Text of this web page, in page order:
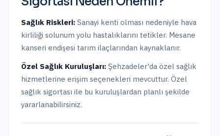
Sağlık Riskleri: Sanayi kenti olması nedeniyle hava
kirliliği solunum yolu hastalıklarını tetikler. Mesane
kanseri endişesi tarım ilaçlarından kaynaklanır.
Özel Sağlık Kuruluşları: Şehzadeler'da özel sağlık
hizmetlerine erişim seçenekleri mevcuttur. Özel
sağlık sigortası ile bu kuruluşlardan planlı şekilde
yararlanabilirsiniz.